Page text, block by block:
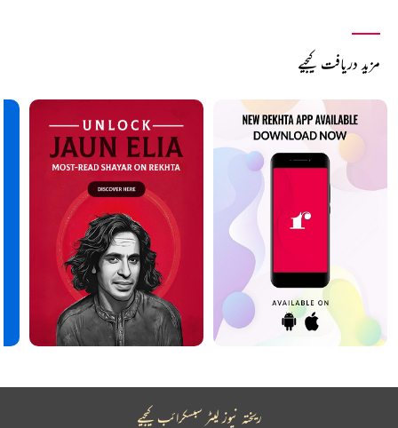
مزید دریافت کیجیے
ریختہ نیوز لیٹر سبسکرائب کیجیے